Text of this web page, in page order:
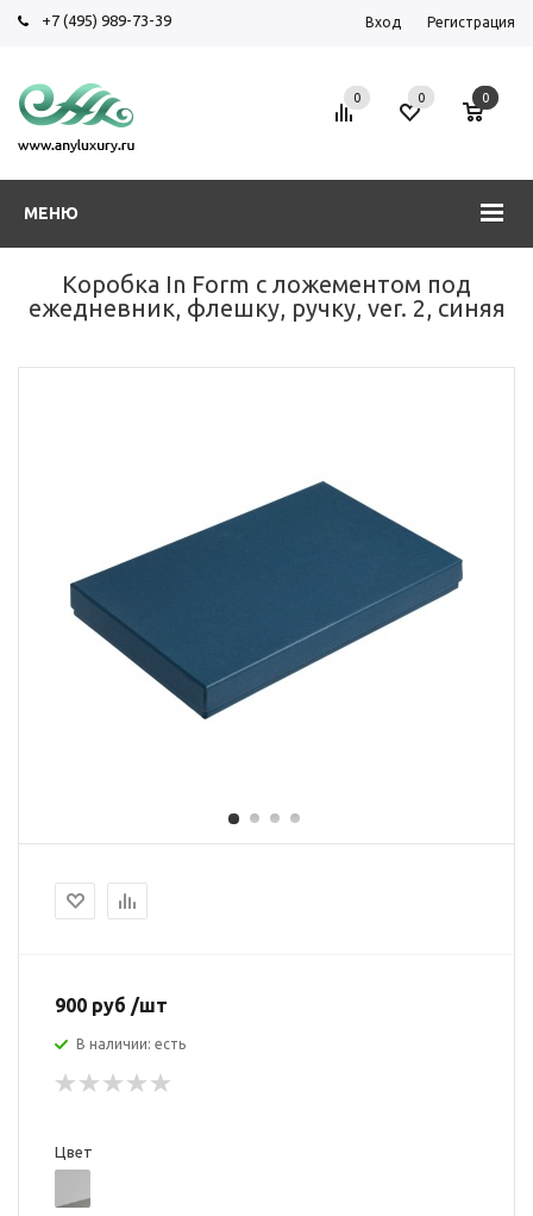
+7 (495) 989-73-39 Вход Регистрация
МЕНЮ
0 0 0
Коробка In Form с ложементом под
ежедневник, флешку, ручку, ver. 2, синяя
900 руб /шт
В наличии: есть
Цвет